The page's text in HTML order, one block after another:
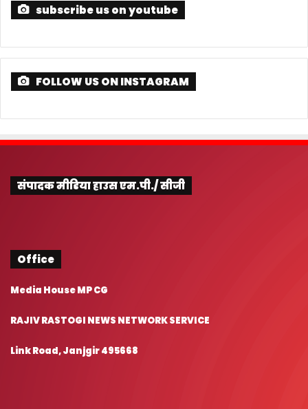
subscribe us on youtube
FOLLOW US ON INSTAGRAM
संपादक मीडिया हाउस एम.पी./ सीजी
Office
Media House MP CG
RAJIV RASTOGI NEWS NETWORK SERVICE
Link Road, Janjgir 495668